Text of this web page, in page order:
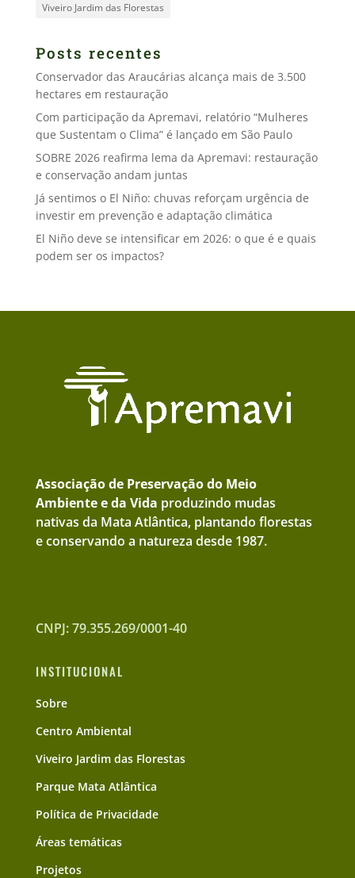
Viveiro Jardim das Florestas
Posts recentes
Conservador das Araucárias alcança mais de 3.500
hectares em restauração
Com participação da Apremavi, relatório “Mulheres
que Sustentam o Clima” é lançado em São Paulo
SOBRE 2026 reafirma lema da Apremavi: restauração
e conservação andam juntas
Já sentimos o El Niño: chuvas reforçam urgência de
investir em prevenção e adaptação climática
El Niño deve se intensificar em 2026: o que é e quais
podem ser os impactos?
Associação de Preservação do Meio
Ambiente e da Vida produzindo mudas
nativas da Mata Atlântica, plantando florestas
e conservando a natureza desde 1987.
CNPJ: 79.355.269/0001-40
INSTITUCIONAL
Sobre
Centro Ambiental
Viveiro Jardim das Florestas
Parque Mata Atlântica
Política de Privacidade
Áreas temáticas
Projetos